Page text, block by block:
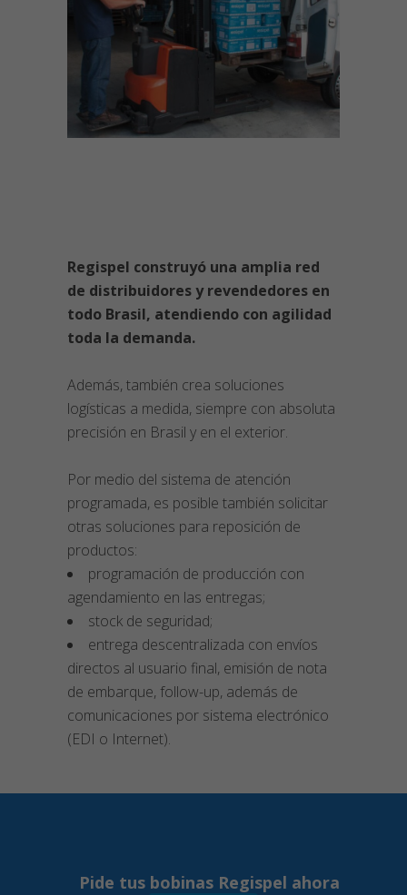
Regispel construyó una amplia red
de distribuidores y revendedores en
todo Brasil, atendiendo con agilidad
toda la demanda.
Además, también crea soluciones
logísticas a medida, siempre con absoluta
precisión en Brasil y en el exterior.
Por medio del sistema de atención
programada, es posible también solicitar
otras soluciones para reposición de
productos:
programación de producción con
agendamiento en las entregas;
stock de seguridad;
entrega descentralizada con envíos
directos al usuario final, emisión de nota
de embarque, follow-up, además de
comunicaciones por sistema electrónico
(EDI o Internet).
Pide tus bobinas Regispel ahora